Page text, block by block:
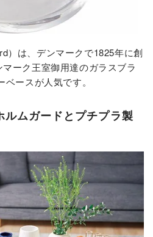
）は、デンマークで1825年に創
ーク王室御用達のガラスブラ
ースが人気です。
ムガードとプチプラ製